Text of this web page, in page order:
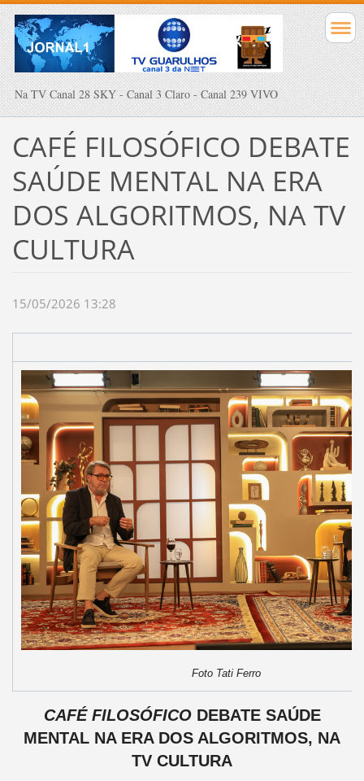
Na TV Canal 28 SKY - Canal 3 Claro - Canal 239 VIVO
CAFÉ FILOSÓFICO DEBATE
SAÚDE MENTAL NA ERA
DOS ALGORITMOS, NA TV
CULTURA
15/05/2026 13:28
Foto Tati Ferro
CAFÉ FILOSÓFICO DEBATE SAÚDE
MENTAL NA ERA DOS ALGORITMOS, NA
TV CULTURA